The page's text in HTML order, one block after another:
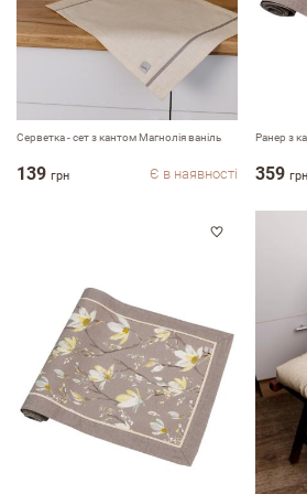
Серветка - сет з кантом Магнолія ваніль
139 грн Є в наявності
Ранер з
359 грн
Залишити вiдгук про магазин
email